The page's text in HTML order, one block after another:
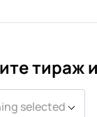
тираж
selected